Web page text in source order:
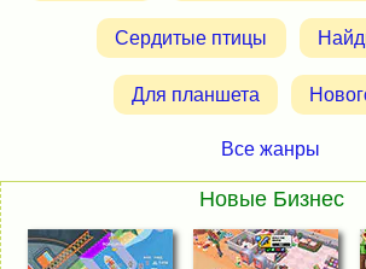
Сердитые птицы
Для планшета
Все жанры
Новые Бизнес